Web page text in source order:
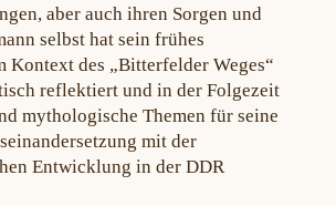
aber auch ihren Sorgen und
selbst hat sein frühes
Kontext des „Bitterfelder Weges“
reflektiert und in der Folgezeit
mythologische Themen für seine
mit der
Entwicklung in der DDR